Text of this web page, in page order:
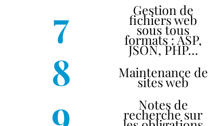
7 Gestion de
fichiers web
sous tous
formats : ASP,
JSON, PHP…
8 Maintenance de
sites web
9 Notes de
recherche sur